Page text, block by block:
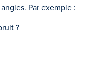
Par exemple :
?